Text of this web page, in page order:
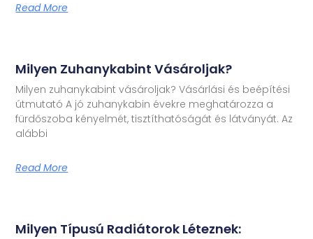
Read More
Milyen Zuhanykabint Vásároljak?
Milyen zuhanykabint vásároljak? Vásárlási és beépítési
útmutató A jó zuhanykabin évekre meghatározza a
fürdőszoba kényelmét, tisztíthatóságát és látványát. Az
alábbi
Read More
Milyen Típusú Radiátorok Léteznek: